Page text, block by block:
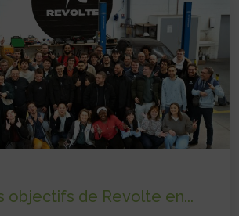
objectifs de Revolte en...